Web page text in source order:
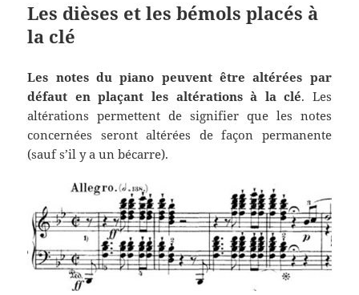
Les dièses et les bémols placés à
la clé
Les notes du piano peuvent être altérées par
défaut en plaçant les altérations à la clé. Les
altérations permettent de signifier que les notes
concernées seront altérées de façon permanente
(sauf s’il y a un bécarre).